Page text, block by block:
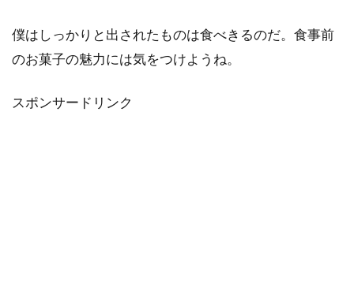
僕はしっかりと出されたものは食べきるのだ。食事前
のお菓子の魅力には気をつけようね。
スポンサードリンク